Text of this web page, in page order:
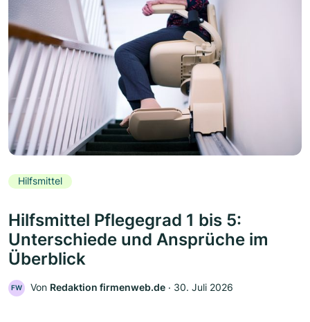
Hilfsmittel
Hilfsmittel Pflegegrad 1 bis 5:
Unterschiede und Ansprüche im
Überblick
FW Von Redaktion firmenweb.de ‧ 30. Juli 2026